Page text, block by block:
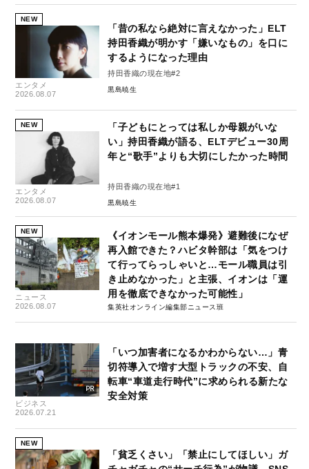
NEW
エンタメ
2026.08.07
「昔の私なら絶対に言えなかった」ELT
持田香織が明かす「嫌いなもの」を口に
するようになった理由
持田香織の現在地#2
黒島暁生
NEW
エンタメ
2026.08.07
「子どもにとっては私しか母親がいな
い」持田香織が語る、ELTデビュー30周
年と“歌手”よりも大切にしたかった時間
持田香織の現在地#1
黒島暁生
NEW
ニュース
2026.08.07
《イオンモール熊本爆発》避難後になぜ
再入館できた？ハビタ幹部は「気をつけ
て行ってらっしゃいと…モール職員は引
き止めなかった」と主張、イオンは「運
用を徹底できなかった可能性」
集英社オンライン編集部ニュース班
ビジネス
2026.07.21
「いつ加害者になるかわからない…」青
切符導入で増す大型トラックの不安、自
転車“車道走行時代”に求められる新たな
安全対策
NEW
「貧乏くさい」「禁止にしてほしい」ガ